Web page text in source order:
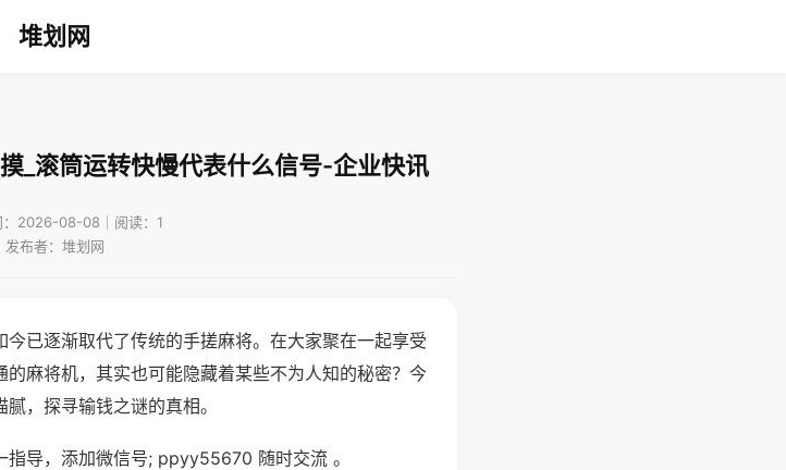
堆划网
_滚筒运转快慢代表什么信号-企业快讯
：2026-08-08｜阅读：1
发布者：堆划网
已逐渐取代了传统的手搓麻将。在大家聚在一起享受
麻将机，其实也可能隐藏着某些不为人知的秘密？今
，探寻输钱之谜的真相。
导，添加微信号; ppyy55670 随时交流 。